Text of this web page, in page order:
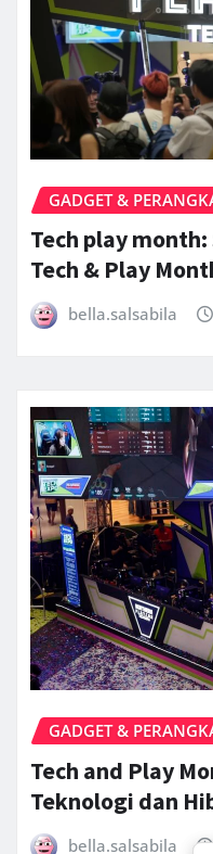
GADGET &
Tech play
Tech & Play
bella.salsabila
GADGET &
Tech and Play
Teknologi dan
bella.salsabila